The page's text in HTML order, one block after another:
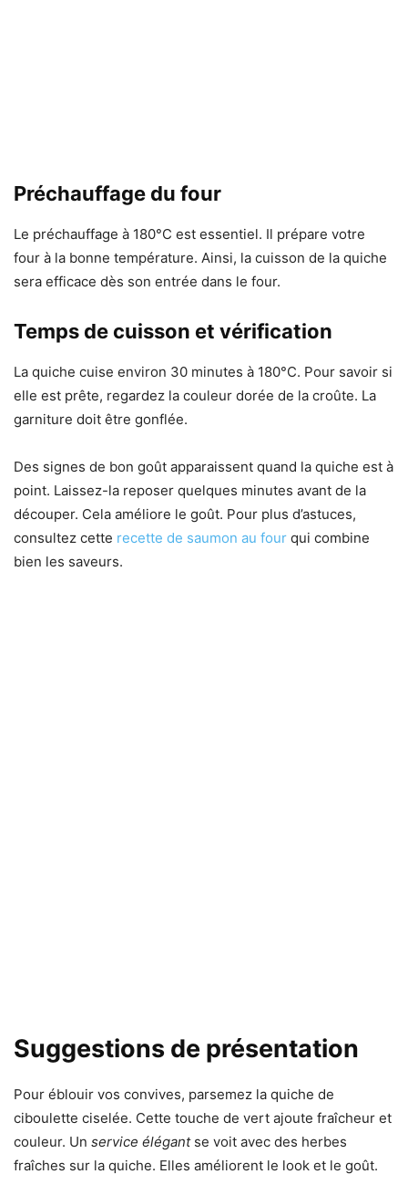
Préchauffage du four
Le préchauffage à 180°C est essentiel. Il prépare votre
four à la bonne température. Ainsi, la cuisson de la quiche
sera efficace dès son entrée dans le four.
Temps de cuisson et vérification
La quiche cuise environ 30 minutes à 180°C. Pour savoir si
elle est prête, regardez la couleur dorée de la croûte. La
garniture doit être gonflée.
Des signes de bon goût apparaissent quand la quiche est à
point. Laissez-la reposer quelques minutes avant de la
découper. Cela améliore le goût. Pour plus d’astuces,
consultez cette recette de saumon au four qui combine
bien les saveurs.
Suggestions de présentation
Pour éblouir vos convives, parsemez la quiche de
ciboulette ciselée. Cette touche de vert ajoute fraîcheur et
couleur. Un service élégantse voit avec des herbes
fraîches sur la quiche. Elles améliorent le look et le goût.